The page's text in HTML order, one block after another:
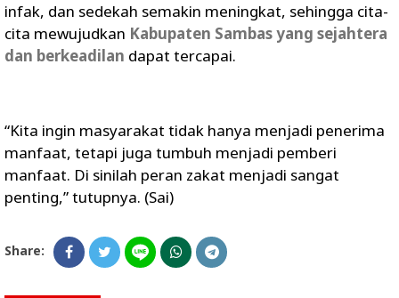
infak, dan sedekah semakin meningkat, sehingga cita-
cita mewujudkan Kabupaten Sambas yang sejahtera
dan berkeadilan dapat tercapai.
“Kita ingin masyarakat tidak hanya menjadi penerima
manfaat, tetapi juga tumbuh menjadi pemberi
manfaat. Di sinilah peran zakat menjadi sangat
penting,” tutupnya. (Sai)
Share: